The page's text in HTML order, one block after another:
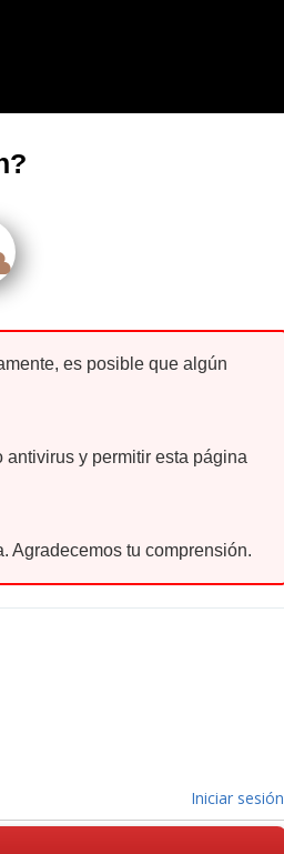
es posible que algún
y permitir esta página
Agradecemos tu comprensión.
Iniciar sesión